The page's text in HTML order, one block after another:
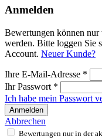
Anmelden
Bewertungen können nur
werden. Bitte loggen Sie
Account. Neuer Kunde?
Ihre E-Mail-Adresse *
Ihr Passwort *
Ich habe mein Passwort
Anmelden
Abbrechen
Bewertungen nur in der